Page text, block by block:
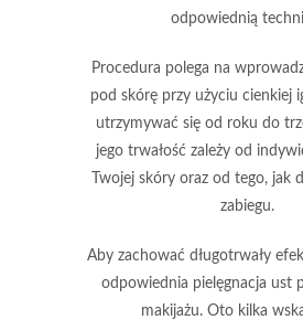
odpowiednią
Procedura polega na
pod skórę przy użyciu cienkiej
utrzymywać się od roku do
jego trwałość zależy od
Twojej skóry oraz od tego, jak
zabiegu.
Aby zachować długotrwały
odpowiednia pielęgnacja ust
makijażu. Oto kilka